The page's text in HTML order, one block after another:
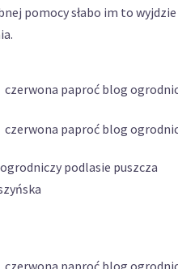
pomocy słabo im to